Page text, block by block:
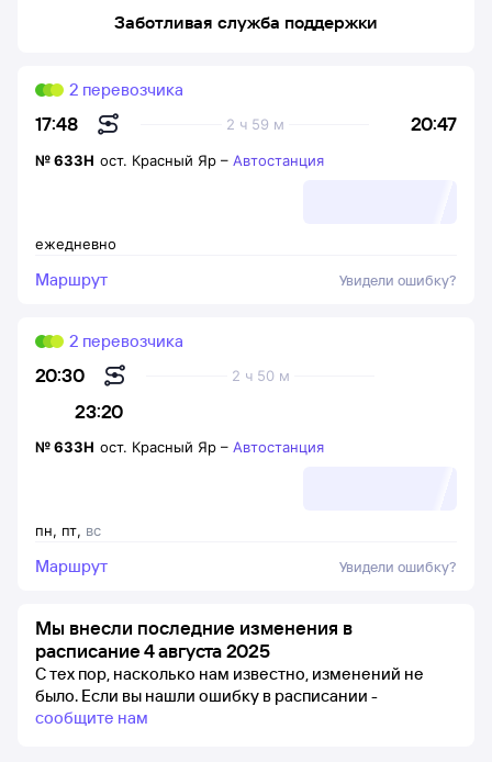
Заботливая служба поддержки
17:48 20:47
2 ч 59 м
2 перевозчика
ежедневно
№633Н ост. Красный Яр – Автостанция
Маршрут Увидели ошибку?
20:30
23:20
2 ч 50 м
2 перевозчика
пн, пт, вс
№633Н ост. Красный Яр – Автостанция
Маршрут Увидели ошибку?
Мы внесли последние изменения в
расписание 4 августа 2025
С тех пор, насколько нам известно, изменений не
было. Если вы нашли ошибку в расписании -
сообщите нам